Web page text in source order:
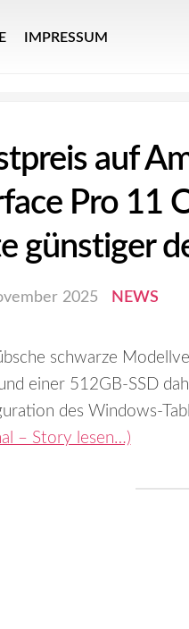
IMPRESSUM
auf
Pro 11
günstiger
2025 NEWS
schwarze
einer 512GB-SSD
des Windows-
– Story lesen…)